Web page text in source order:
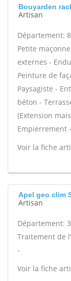
Bouyarden
Artisan
Département:
Petite
externes -
Peinture de
Paysagiste -
béton -
(Extension
Empierrement -
Voir la fiche
Apel geo clim
Artisan
Département:
Traitement de
-
Voir la fiche